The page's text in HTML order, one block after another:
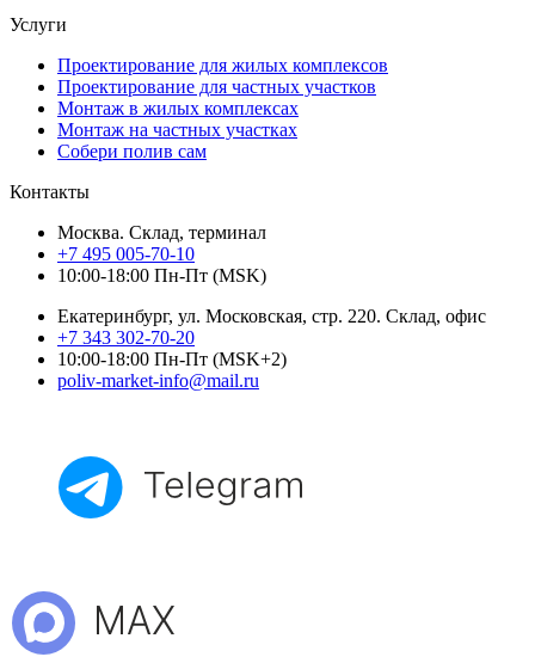
Услуги
Проектирование для жилых комплексов
Проектирование для частных участков
Монтаж в жилых комплексах
Монтаж на частных участках
Собери полив сам
Контакты
Москва. Склад, терминал
+7 495 005-70-10
10:00-18:00 Пн-Пт (MSK)
Екатеринбург, ул. Московская, стр. 220. Склад, офис
+7 343 302-70-20
10:00-18:00 Пн-Пт (MSK+2)
poliv-market-info@mail.ru